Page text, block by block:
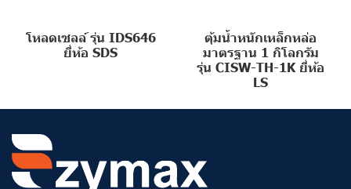
โหลดเซลล์ รุ่น IDS646
ยี่ห้อ SDS
ตุ้มน้ำหนักเหล็กหล่อ
มาตรฐาน 1 กิโลกรัม
รุ่น CISW-TH-1K ยี่ห้อ
LS